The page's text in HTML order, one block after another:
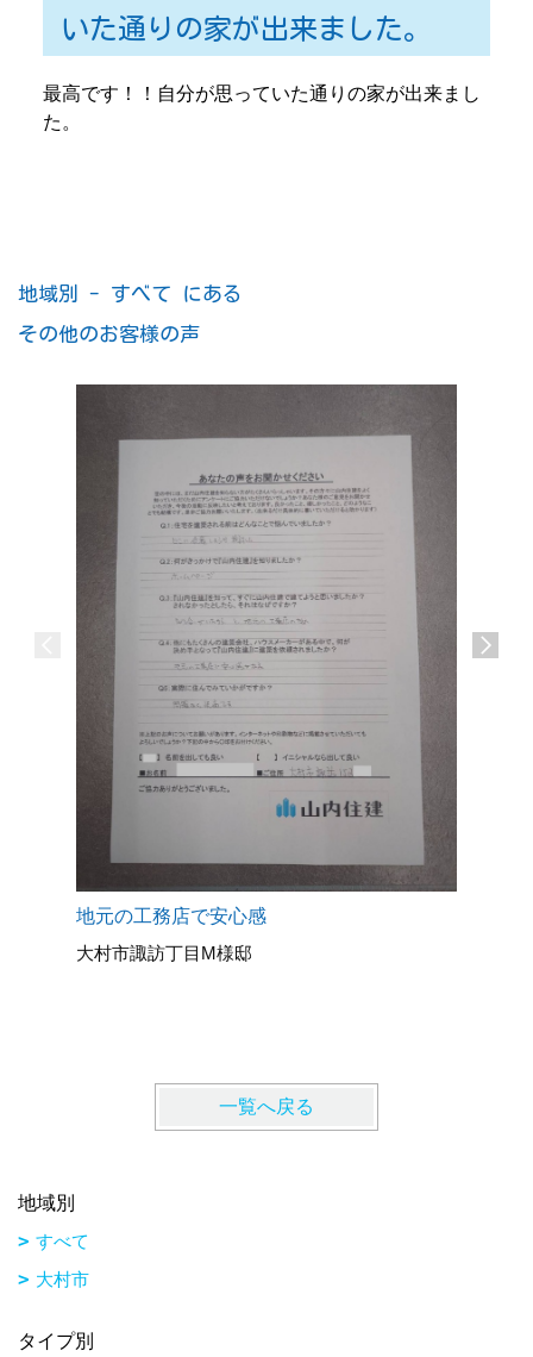
いた通りの家が出来ました。
最高です！！自分が思っていた通りの家が出来まし
た。
地域別 - すべて にある
その他のお客様の声
地元の工務店で安心感
大村市諏訪丁目M様邸
一覧へ戻る
地域別
すべて
大村市
タイプ別